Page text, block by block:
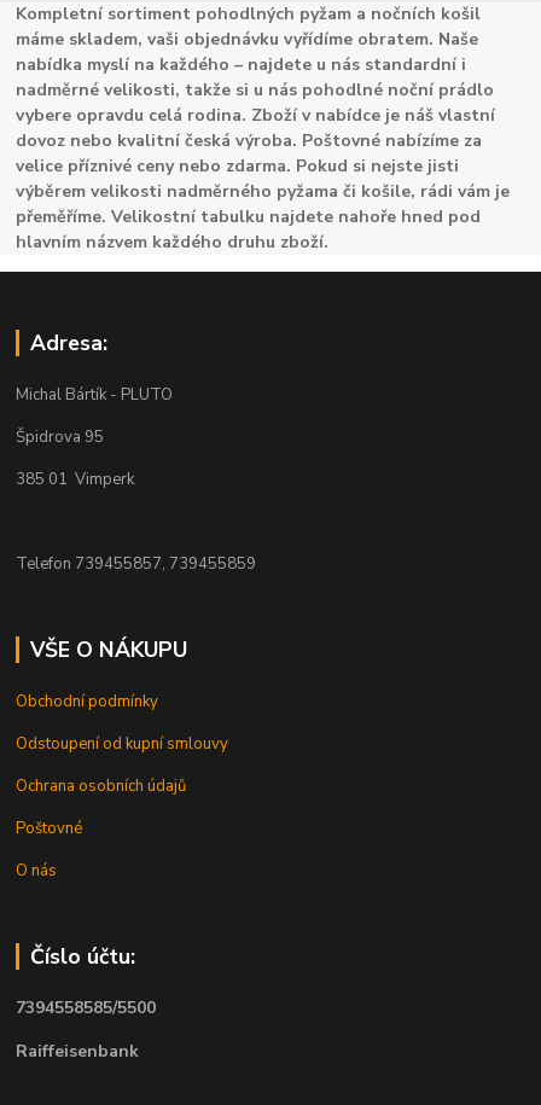
Kompletní sortiment pohodlných pyžam a nočních košil
máme skladem, vaši objednávku vyřídíme obratem. Naše
nabídka myslí na každého – najdete u nás standardní i
nadměrné velikosti, takže si u nás pohodlné noční prádlo
vybere opravdu celá rodina. Zboží v nabídce je náš vlastní
dovoz nebo kvalitní česká výroba. Poštovné nabízíme za
velice příznivé ceny nebo zdarma. Pokud si nejste jisti
výběrem velikosti nadměrného pyžama či košile, rádi vám je
přeměříme. Velikostní tabulku najdete nahoře hned pod
hlavním názvem každého druhu zboží.
Adresa:
Michal Bártík - PLUTO
Špidrova 95
385 01 Vimperk
Telefon 739455857, 739455859
VŠE O NÁKUPU
Obchodní podmínky
Odstoupení od kupní smlouvy
Ochrana osobních údajů
Poštovné
O nás
Číslo účtu:
7394558585/5500
Raiffeisenbank